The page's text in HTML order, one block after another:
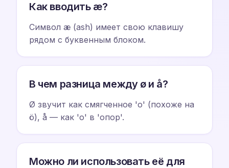
Как вводить æ?
Символ æ (ash) имеет свою клавишу
рядом с буквенным блоком.
В чем разница между ø и å?
Ø звучит как смягченное 'о' (похоже на
ö), å — как 'о' в 'опор'.
Можно ли использовать её для